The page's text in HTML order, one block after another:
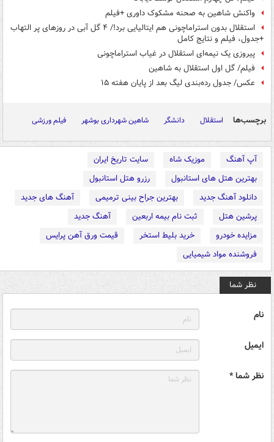
واکنش شاهین به صحنه مشکوک داوری +فیلم
استقلال بدون استراماچونی هم ایتالیایی برد!/ ۴ گل آبی در روزهای پر التهاب
+جدول، فیلم و نتایج کامل
پیروزی یک نیمه‌ای استقلال در غیاب استراماچونی
فیلم/ گل اول استقلال به شاهین
عکس/ جدول رده‌بندی لیگ بعد از پایان هفته ۱۵
برچسب‌ها استقلال دانشگر شاهین شهرداری بوشهر فیلم ورزشی
آپ آهنگ موزیک شاه
سایت تاریخ ایران
بهترین هتل های استانبول
رزرو هتل استانبول
دانلود آهنگ جدید
بهترین جراح بینی ترمیمی
آهنگ های جدید
پرشین هتل
ثبت نام بیمه اربعین
آهنگ جدید
مزایده خودرو
خرید بلیط استخر
قیمت ورق آهن پرایس
فروشنده مواد شیمیایی
نظر شما
نام
ایمیل
نظر شما *